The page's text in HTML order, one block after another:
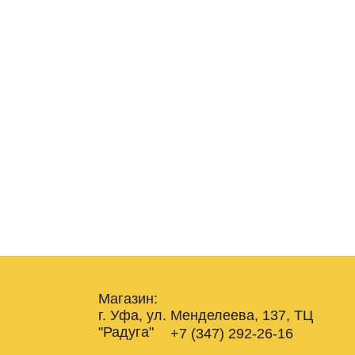
Магазин:
г. Уфа, ул. Менделеева, 137, ТЦ
"Радуга"
+7 (347) 292-26-16